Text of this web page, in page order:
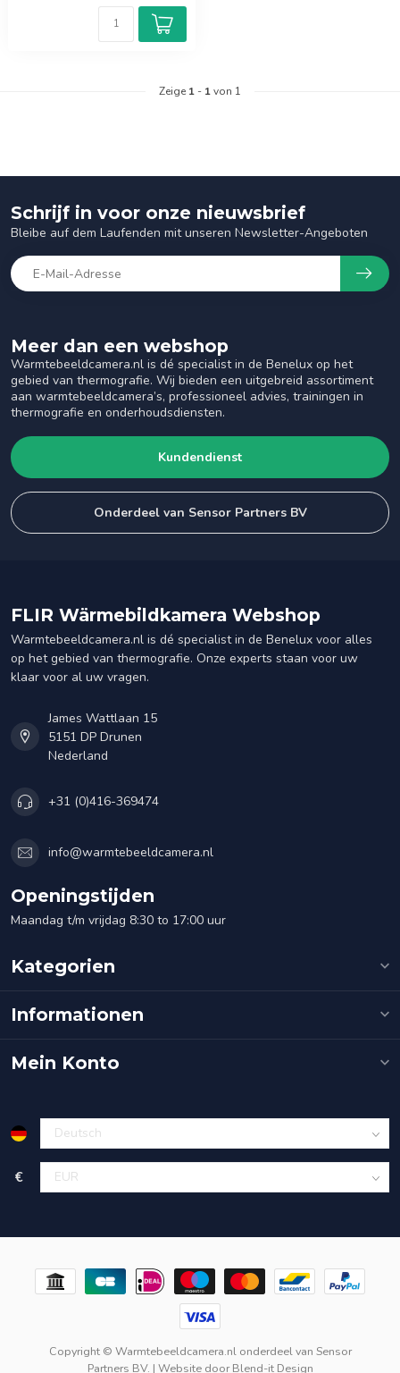
Zeige 1 - 1von 1
Meer dan een webshop
Warmtebeeldcamera.nl is dé specialist in de Benelux op het
gebied van thermografie. Wij bieden een uitgebreid assortiment
aan warmtebeeldcamera’s, professioneel advies, trainingen in
thermografie en onderhoudsdiensten.
Kundendienst
Onderdeel van Sensor Partners BV
Schrijf in voor onze nieuwsbrief
Bleibe auf dem Laufenden mit unseren Newsletter-Angeboten
FLIR Wärmebildkamera Webshop
Warmtebeeldcamera.nl is dé specialist in de Benelux voor alles
op het gebied van thermografie. Onze experts staan voor uw
klaar voor al uw vragen.
James Wattlaan 15
5151 DP Drunen
Nederland
+31 (0)416-369474
info@warmtebeeldcamera.nl
Openingstijden
Maandag t/m vrijdag 8:30 to 17:00 uur
Kategorien
Informationen
Mein Konto
€
Copyright © Warmtebeeldcamera.nl onderdeel van Sensor
Partners BV. | Website doorBlend-it Design